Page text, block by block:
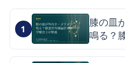
1
膝の皿
鳴る？
学療法